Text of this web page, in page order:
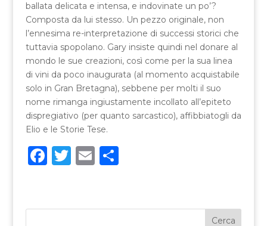
ballata delicata e intensa, e indovinate un po’?
Composta da lui stesso. Un pezzo originale, non
l’ennesima re-interpretazione di successi storici che
tuttavia spopolano. Gary insiste quindi nel donare al
mondo le sue creazioni, così come per la sua linea
di vini da poco inaugurata (al momento acquistabile
solo in Gran Bretagna), sebbene per molti il suo
nome rimanga ingiustamente incollato all’epiteto
dispregiativo (per quanto sarcastico), affibbiatogli da
Elio e le Storie Tese.
F
e
T
te
E
l
C
di